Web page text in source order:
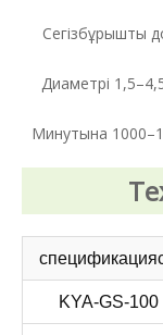
Сегізбұрышты
Диаметрі
Минутына
KYA-GS-100